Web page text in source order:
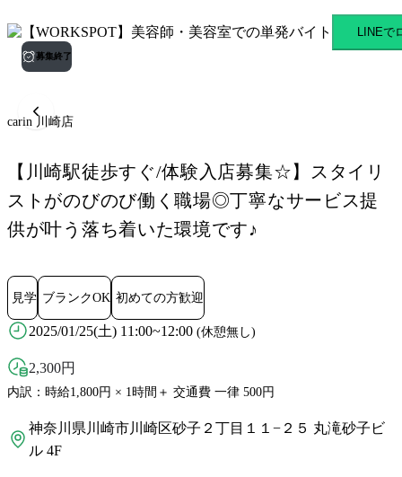
carin 川崎店 京急川崎駅のスLINEで
募集終了
carin 川崎店
【川崎駅徒歩すぐ/体験入店募集☆】スタイリ
ストがのびのび働く職場◎丁寧なサービス提
供が叶う落ち着いた環境です♪
見学 ブランクOK 初めての方歓迎
2025/01/25(土) 11:00~12:00 (休憩無し)
2,300円
内訳：時給1,800円 × 1時間＋ 交通費 一律 500円
神奈川県川崎市川崎区砂子２丁目１１−２５ 丸滝砂子ビ
ル 4F